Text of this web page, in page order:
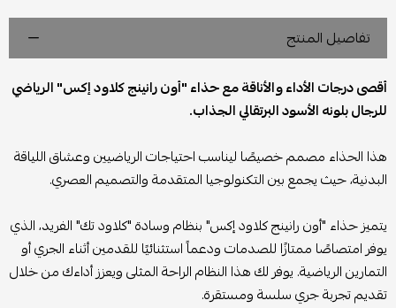
تفاصيل المنتج
أقصى درجات الأداء والأناقة مع حذاء "أون رانينج كلاود إكس" الرياضي
للرجال بلونه الأسود البرتقالي الجذاب.
هذا الحذاء مصمم خصيصًا ليناسب احتياجات الرياضيين وعشاق اللياقة
البدنية، حيث يجمع بين التكنولوجيا المتقدمة والتصميم العصري.
يتميز حذاء "أون رانينج كلاود إكس" بنظام وسادة "كلاود تك" الفريد، الذي
يوفر امتصاصًا ممتازًا للصدمات ودعماً استثنائيًا للقدمين أثناء الجري أو
التمارين الرياضية. يوفر لك هذا النظام الراحة المثلى ويعزز أداءك من خلال
تقديم تجربة جري سلسة ومستقرة.